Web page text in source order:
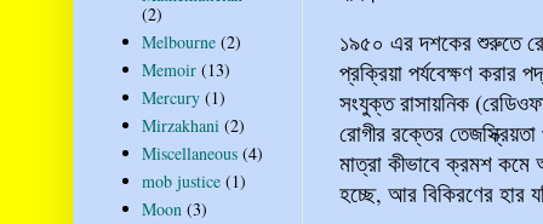
১৯৫০ এর দশকের শুরুতে
প্রক্রিয়া পর্যবেক্ষণ
সংযুক্ত রাসায়নিক
রোগীর রক্তের তেজস্ক্রিয়তা
মাত্রা কীভাবে ক্রমশ
হচ্ছে, আর বিকিরণের হার
(2)
Melbourne (2)
Memoir (13)
Mercury (1)
Mirzakhani (2)
Miscellaneous (4)
mob justice (1)
Moon (3)